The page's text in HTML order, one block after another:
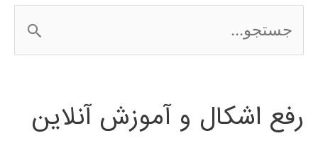
مثال
س
ج
رفع اشکال و آموزش آنلاین